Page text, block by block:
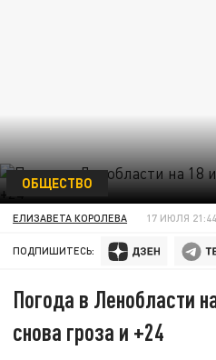
ОБЩЕСТВО
ЕЛИЗАВЕТА КОРОЛЕВА 17 ИЮЛЯ 21:44
ПОДПИШИТЕСЬ:
Погода в Ленобласти
снова гроза и +24